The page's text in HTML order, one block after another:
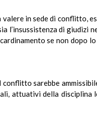
in sede di conflitto,
di giudizi
se non dopo
sarebbe
attuativi della